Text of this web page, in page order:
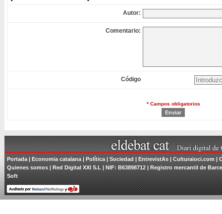
Autor:
Comentario:
Código
* Campos obligatorios
Portada| Economia catalana |Política|Sociedad|EntrevistAs| Culturaioci.com |
Quienes somos| Red Digital XXI S.L | NIF: B63898712 | Registro mercantil de
Soft